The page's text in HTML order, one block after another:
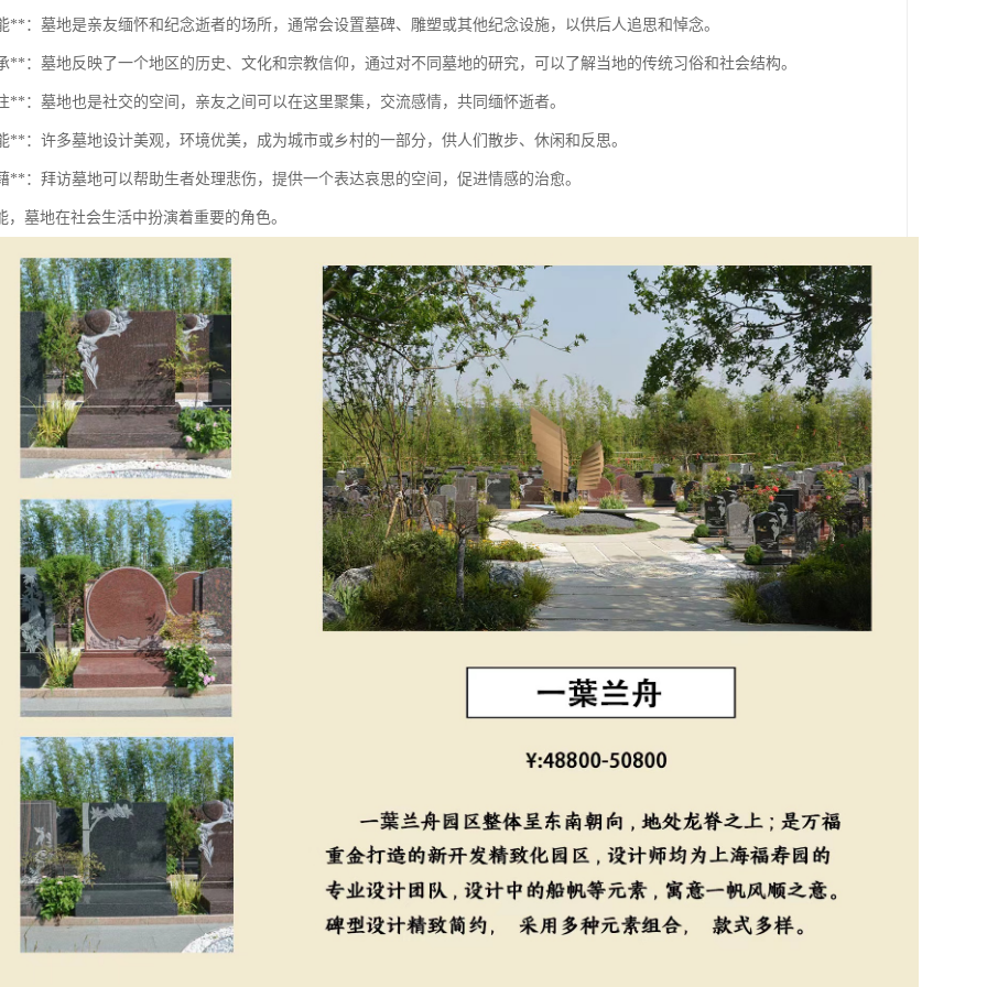
**：墓地是亲友缅怀和纪念逝者的场所，通常会设置墓碑、雕塑或其他纪念设施，以供后人追思和悼念。
**：墓地反映了一个地区的历史、文化和宗教信仰，通过对不同墓地的研究，可以了解当地的传统习俗和社会结构。
**：墓地也是社交的空间，亲友之间可以在这里聚集，交流感情，共同缅怀逝者。
**：许多墓地设计美观，环境优美，成为城市或乡村的一部分，供人们散步、休闲和反思。
**：拜访墓地可以帮助生者处理悲伤，提供一个表达哀思的空间，促进情感的治愈。
，墓地在社会生活中扮演着重要的角色。